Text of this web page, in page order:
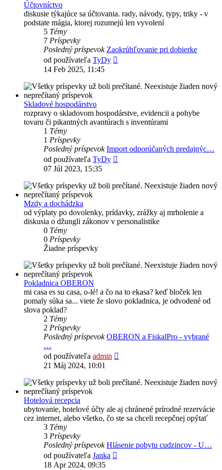
Účtovníctvo
diskusie týkajúce sa účtovania. rady, návody, typy, triky - v
podstate mágia, ktorej rozumejú len vyvolení
5 Témy
7 Príspevky
Posledný príspevok Zaokrúhľovanie pri dobierke
od používateľa TyDy
14 Feb 2025, 11:45
Skladové hospodárstvo
rozpravy o skladovom hospodárstve, evidencii a pohybe
tovaru či pikantných avantúrach s inventúrami
1 Témy
1 Príspevky
Posledný príspevok Import odporúčaných predajnýc…
od používateľa TyDy
07 Júl 2023, 15:35
Mzdy a dochádzka
od výplaty po dovolenky, prídavky, zrážky aj mrholenie a
diskusia o džungli zákonov v personalistike
0 Témy
0 Príspevky
Žiadne príspevky
Pokladnica OBERON
mi casa es su casa, o-lé! a čo na to ekasa? keď bloček len
pomaly súka sa... viete že slovo pokladnica, je odvodené od
slova poklad?
2 Témy
2 Príspevky
Posledný príspevok OBERON a FiskalPro - vybrané
…
od používateľa admin
21 Máj 2024, 10:01
Hotelová recepcia
ubytovanie, hotelové účty ale aj chránené prírodné rezervácie
cez internet, alebo všetko, čo ste sa chceli recepčnej opýtať
3 Témy
3 Príspevky
Posledný príspevok Hlásenie pobytu cudzincov - U…
od používateľa Janka
18 Apr 2024, 09:35